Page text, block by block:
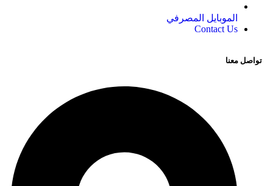
الموبايل المصرفي
Contact Us
تواصل معنا